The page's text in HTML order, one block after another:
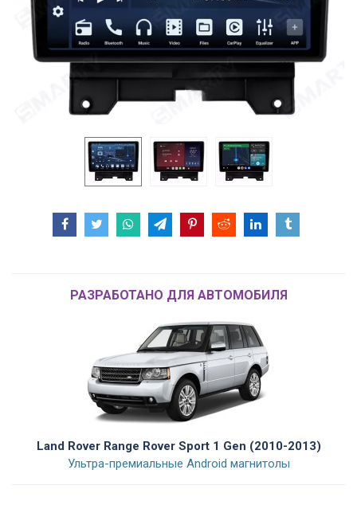
РАЗРАБОТАНО ДЛЯ АВТОМОБИЛЯ
Land Rover Range Rover Sport 1 Gen (2010-2013)
Ультра-премиальные Android магнитолы